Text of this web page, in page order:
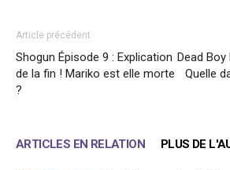
Article précédent
Shogun Épisode 9 : Explication
de la fin ! Mariko est elle morte
?
Dead
Quelle
ARTICLES EN RELATION PLUS DE